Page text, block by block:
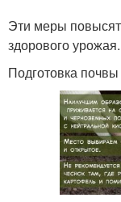
Эти меры
здорового урожая.
Подготовка почвы